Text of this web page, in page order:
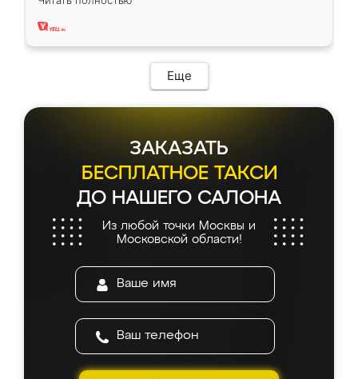
два года, нареканий нет.
Еще
ЗАКАЗАТЬ
БЕСПЛАТНОЕ ТАКСИ
ДО НАШЕГО САЛОНА
Из любой точки Москвы и
Московской области!